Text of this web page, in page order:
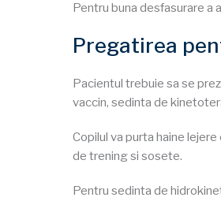
Pentru buna desfasurare a
Pregatirea
Pacientul trebuie sa se
vaccin, sedinta de
Copilul va purta haine
de trening si sosete.
Pentru sedinta de